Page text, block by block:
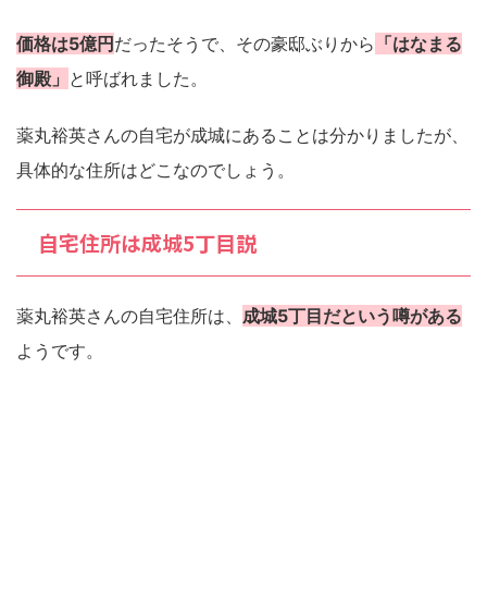
価格は5億円 だったそうで、その豪邸ぶりから 「はなまる
御殿」 と呼ばれました。
薬丸裕英さんの自宅が成城にあることは分かりましたが、
具体的な住所はどこなのでしょう。
自宅住所は成城5丁目説
薬丸裕英さんの自宅住所は、 成城5丁目だという噂がある
ようです。